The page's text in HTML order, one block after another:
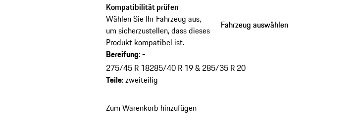
Kompatibilität prüfen
Wählen Sie Ihr Fahrzeug aus,
um sicherzustellen, dass dieses
Produkt kompatibel ist.
Fahrzeug auswählen
Fahrzeug auswählen
Bereifung:-
275/45 R 18285/40 R 19 & 285/35 R 20
Teile:zweiteilig
Zum Warenkorb hinzufügen